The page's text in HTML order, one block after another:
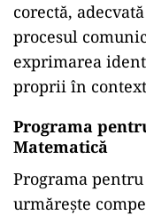
corectă,
procesul
exprimarea
proprii în
Programa
Matematică
Programa
urmărește